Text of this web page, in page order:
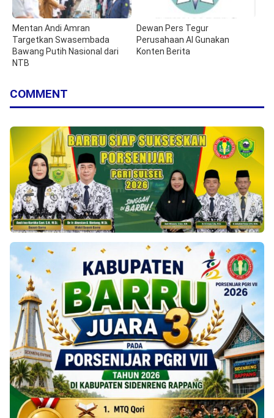
Mentan Andi Amran
Targetkan Swasembada
Bawang Putih Nasional dari
NTB
Dewan Pers Tegur
Perusahaan AI Gunakan
Konten Berita
COMMENT